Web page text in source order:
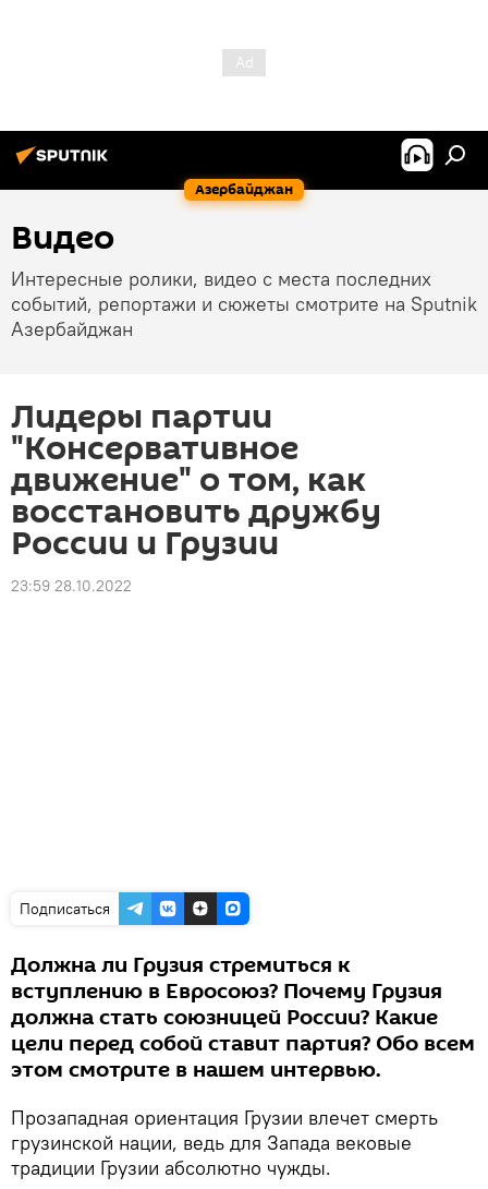
Азербайджан
Видео
Интересные ролики, видео с места последних
событий, репортажи и сюжеты смотрите на Sputnik
Азербайджан
Лидеры партии
"Консервативное
движение" о том, как
восстановить дружбу
России и Грузии
23:59 28.10.2022
Подписаться
Должна ли Грузия стремиться к
вступлению в Евросоюз? Почему Грузия
должна стать союзницей России? Какие
цели перед собой ставит партия? Обо всем
этом смотрите в нашем интервью.
Прозападная ориентация Грузии влечет смерть
грузинской нации, ведь для Запада вековые
традиции Грузии абсолютно чужды.